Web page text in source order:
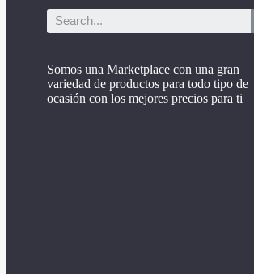
Somos una Marketplace con una gran
variedad de productos para todo tipo de
ocasión con los mejores precios para ti